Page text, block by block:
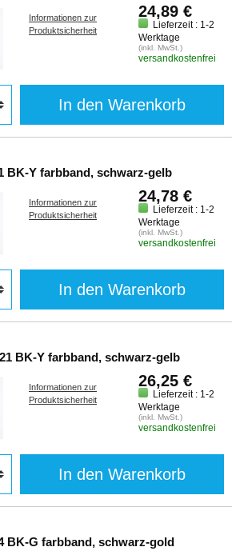
Informationen zur
Produktsicherheit
24,89 €
Lieferzeit : 1-2
Werktage
(inkl. MwSt.)
versandkostenfrei
In den Warenkorb
BK-Y farbband, schwarz-gelb
Informationen zur
Produktsicherheit
24,78 €
Lieferzeit : 1-2
Werktage
(inkl. MwSt.)
versandkostenfrei
In den Warenkorb
BK-Y farbband, schwarz-gelb
Informationen zur
Produktsicherheit
26,25 €
Lieferzeit : 1-2
Werktage
(inkl. MwSt.)
versandkostenfrei
In den Warenkorb
BK-G farbband, schwarz-gold